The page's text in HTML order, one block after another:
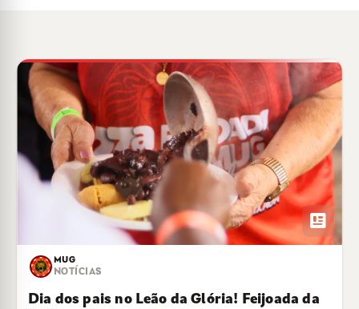
newsmode
MUG
NOTÍCIAS
Dia dos pais no Leão da Glória! Feijoada da